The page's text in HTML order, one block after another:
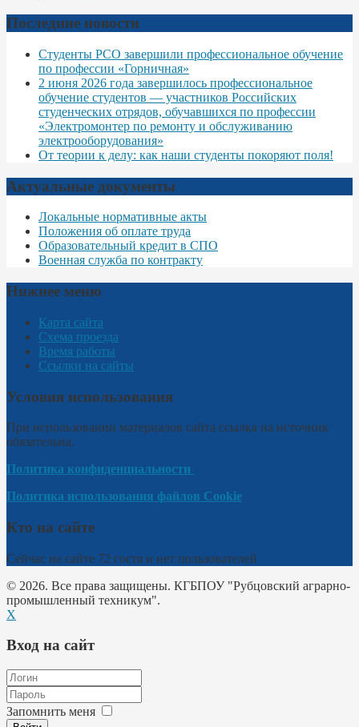
Последние новости
Студенты РСО завершили профессиональное обучение
по профессии «Горничная»
2 июня 2026 года завершилось профессиональное
обучение студентов — участников Российских
студенческих отрядов, обучавшихся по профессии
«Электромонтер по ремонту и обслуживанию
электрооборудования»
От теории к делу: как наши студенты покоряют поля!
Актуальные документы
Локальные нормативные акты
Положения об оплате труда
Образовательный кредит в СПО
Военная служба по контракту
Нижнее меню
Карта сайта
Схема проезда
Время работы
Ссылки на сайты
Условия использования
При использовании материалов сайта ссылка на источник
обязательна.
Политика конфиденциальности
Политика использования файлов Cookie
Кто на сайте
Сейчас на сайте 72 гостя и нет пользователей
© 2026. Все права защищены. КГБПОУ "Рубцовский аграрно-
промышленный техникум".
X
Вход на сайт
Запомнить меня